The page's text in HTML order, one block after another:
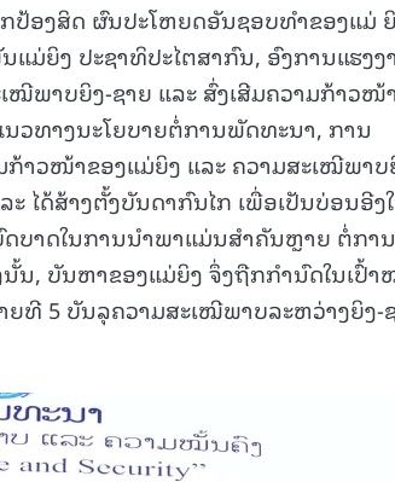
ອງສິດ ຜົນປະໂຫຍດອັນຊອບທຳຂອງແມ່
ແມ່ຍິງ ປະຊາທິປະໄຕສາກົນ, ອົງການແຮງງ
ໝີພາບຍິງ-ຊາຍ ແລະ ສົ່ງເສີມຄວາມກ້າວໜ້
ວທາງນະໂຍບາຍຕໍ່ການພັດທະນາ, ການ
າວໜ້າຂອງແມ່ຍິງ ແລະ ຄວາມສະເໝີພາບ
ໄດ້ສ້າງຕັ້ງບັນດາກົນໄກ ເພື່ອເປັນບ່ອນອີງ
ບາດໃນການນໍາພາແມ່ນສໍາຄັນຫຼາຍ ຕໍ່ການ
ນ, ບັນຫາຂອງແມ່ຍິງ ຈຶ່ງຖືກກໍານົດໃນເປົ້
ທີ 5 ບັນລຸຄວາມສະເໝີພາບລະຫວ່າງຍິງ-